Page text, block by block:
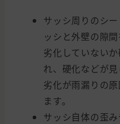
サッシ周りのシ
ッシと外壁の隙
劣化していない
れ、硬化などが
劣化が雨漏りの
ます。
サッシ自体の歪